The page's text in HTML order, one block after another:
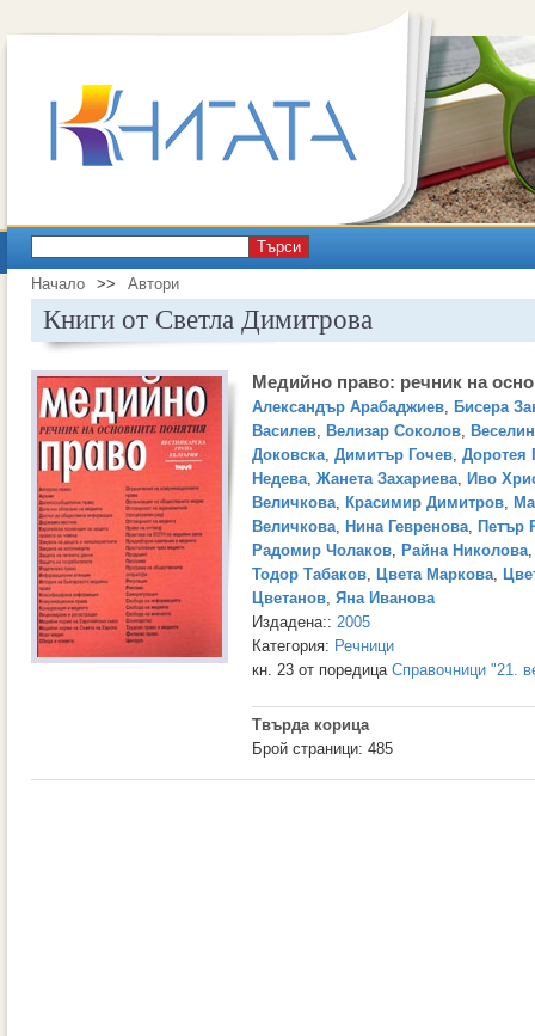
Търси
Начало >> Автори
Книги от Светла Димитрова
Медийно право: речник на
Александър Арабаджиев, Бисера
Василев, Велизар Соколов,
Доковска, Димитър Гочев, Доротея
Недева, Жанета Захариева, Иво
Величкова, Красимир Димитров,
Величкова, Нина Гевренова, Петър
Радомир Чолаков, Райна Николова
Тодор Табаков, Цвета Маркова,
Цветанов, Яна Иванова
Издадена:: 2005
Категория: Речници
кн. 23 от поредица Справочници "21.
Твърда корица
Брой страници: 485